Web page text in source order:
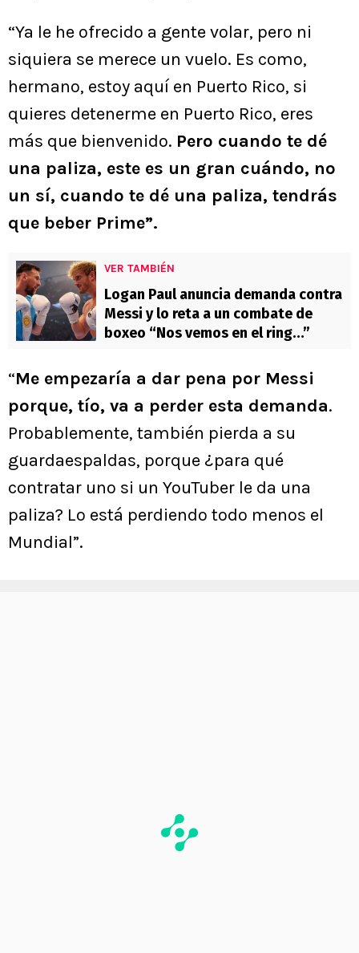
“Ya le he ofrecido a gente volar, pero ni
siquiera se merece un vuelo. Es como,
hermano, estoy aquí en Puerto Rico, si
quieres detenerme en Puerto Rico, eres
más que bienvenido. Pero cuando te dé
una paliza, este es un gran cuándo, no
un sí, cuando te dé una paliza, tendrás
que beber Prime”.
VER TAMBIÉN
Logan Paul anuncia demanda contra
Messi y lo reta a un combate de
boxeo “Nos vemos en el ring…”
“Me empezaría a dar pena por Messi
porque, tío, va a perder esta demanda.
Probablemente, también pierda a su
guardaespaldas, porque ¿para qué
contratar uno si un YouTuber le da una
paliza? Lo está perdiendo todo menos el
Mundial”.